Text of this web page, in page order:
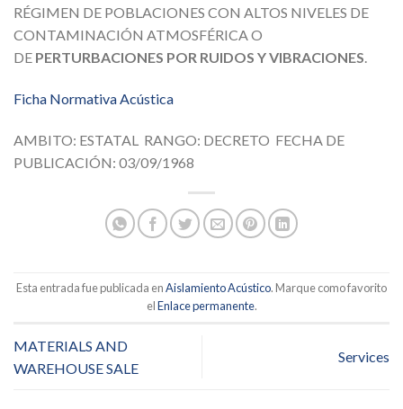
RÉGIMEN DE POBLACIONES CON ALTOS NIVELES DE
CONTAMINACIÓN ATMOSFÉRICA O
DE PERTURBACIONES POR RUIDOS Y VIBRACIONES.
Ficha Normativa Acústica
AMBITO: ESTATAL RANGO: DECRETO FECHA DE
PUBLICACIÓN: 03/09/1968
Esta entrada fue publicada enAislamiento Acústico. Marque como favorito
elEnlace permanente.
MATERIALS AND
WAREHOUSE SALE
Services